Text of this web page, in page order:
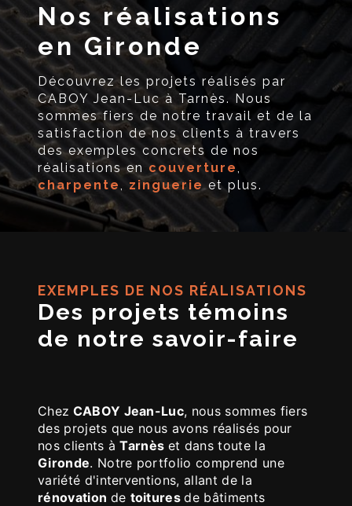
Nos réalisations
en Gironde
Découvrez les projets réalisés par
CABOY Jean-Luc à Tarnès. Nous
sommes fiers de notre travail et de la
satisfaction de nos clients à travers
des exemples concrets de nos
réalisations en couverture
charpente
zinguerieet plus.
EXEMPLES DE NOS RÉALISATIONS
Des projets témoins
de notre savoir-faire
Chez CABOY Jean-Luc, nous sommes fiers
des projets que nous avons réalisés pour
nos clients àTarnès et dans toute la
Gironde. Notre portfolio comprend une
variété d'interventions, allant de la
rénovation de toituresde bâtiments